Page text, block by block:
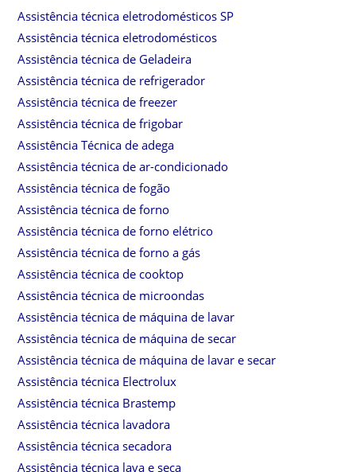
Assistência técnica eletrodomésticos SP
Assistência técnica eletrodomésticos
Assistência técnica de Geladeira
Assistência técnica de refrigerador
Assistência técnica de freezer
Assistência técnica de frigobar
Assistência Técnica de adega
Assistência técnica de ar-condicionado
Assistência técnica de fogão
Assistência técnica de forno
Assistência técnica de forno elétrico
Assistência técnica de forno a gás
Assistência técnica de cooktop
Assistência técnica de microondas
Assistência técnica de máquina de lavar
Assistência técnica de máquina de secar
Assistência técnica de máquina de lavar e secar
Assistência técnica Electrolux
Assistência técnica Brastemp
Assistência técnica lavadora
Assistência técnica secadora
Assistência técnica lava e seca